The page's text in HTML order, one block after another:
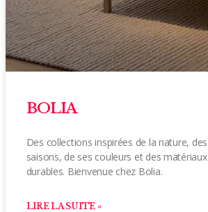
BOLIA
Des collections inspirées de la nature, des
saisons, de ses couleurs et des matériaux
durables. Bienvenue chez Bolia.
LIRE LA SUITE »